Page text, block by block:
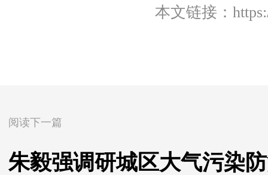
本文链接：
阅读下一篇
朱毅强调研城区大气污染